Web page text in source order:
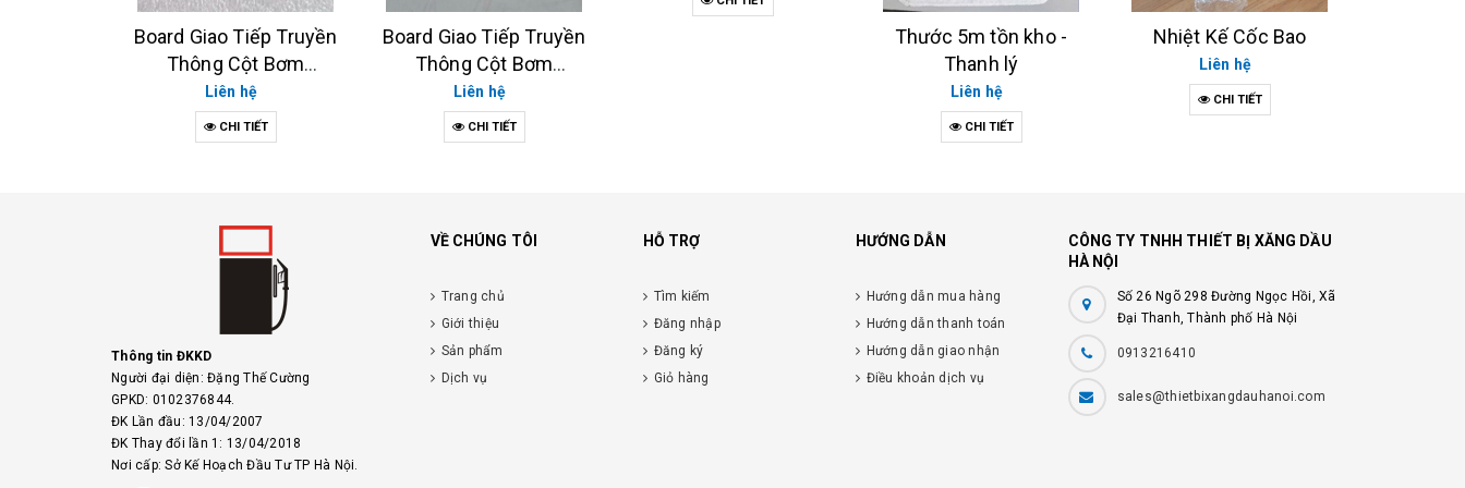
Board Giao Tiếp Truyền
Thông Cột Bơm
TATSUNO (XE, NEO)
Liên hệ
CHI TIẾT
Nhiệt Kế Cốc Bao
Liên hệ
CHI TIẾT
Nắp Giật
Liên hệ
CHI TIẾT
Thông tin ĐKKD
Người đại diện: Đặng Thế Cường
GPKD: 0102376844.
ĐK Lần đầu: 13/04/2007
ĐK Thay đổi lần 1: 13/04/2018
Nơi cấp: Sở Kế Hoạch Đầu Tư TP Hà Nội.
VỀ CHÚNG TÔI
Trang chủ
Giới thiệu
Sản phẩm
Dịch vụ
HỖ TRỢ
Tìm kiếm
Đăng nhập
Đăng ký
Giỏ hàng
HƯỚNG DẪN
Hướng dẫn mua hàng
Hướng dẫn thanh toán
Hướng dẫn giao nhận
Điều khoản dịch vụ
CÔNG TY TNHH THIẾT BỊ XĂNG DẦU
HÀ NỘI
Số 26 Ngõ 298 Đường Ngọc Hồi, Xã
Đại Thanh, Thành phố Hà Nội
0913216410
sales@thietbixangdauhanoi.com